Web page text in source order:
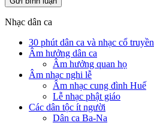
Nhạc dân ca
30 phút dân ca và nhạc cổ truyền
Âm hưởng dân ca
Âm hưởng quan họ
Âm nhạc nghi lễ
Âm nhạc cung đình Huế
Lễ nhạc phật giáo
Các dân tộc ít người
Dân ca Ba-Na